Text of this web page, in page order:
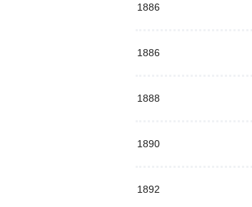
1886
1886
1888
1890
1892